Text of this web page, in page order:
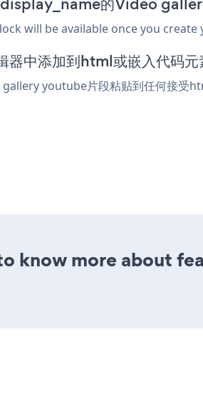
will be available once you create
器中添加到html或嵌入代码元
youtube片段粘贴到任何接受
know more about